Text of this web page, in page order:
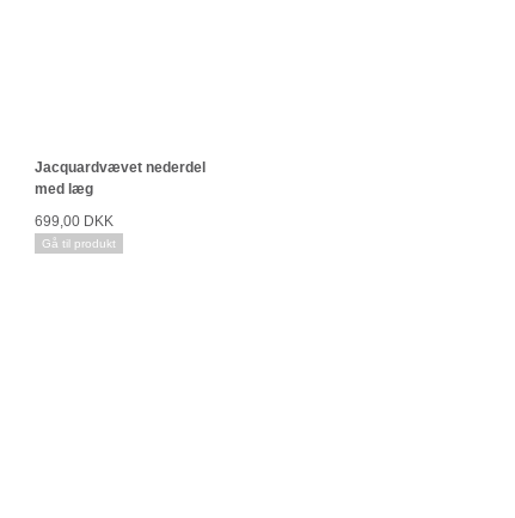
Jacquardvævet nederdel
med læg
699,00 DKK
Gå til produkt